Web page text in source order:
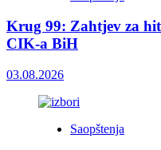
Krug 99: Zahtjev za
CIK-a BiH
03.08.2026
Saopštenja